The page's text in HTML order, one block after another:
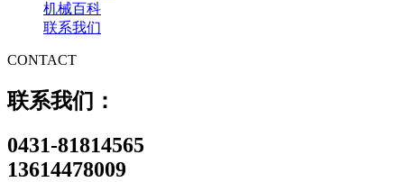
机械百科
联系我们
CONTACT
联系我们：
0431-81814565
13614478009